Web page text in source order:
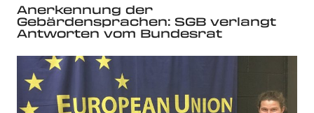
Anerkennung der
Gebärdensprachen: SGB verlangt
Antworten vom Bundesrat